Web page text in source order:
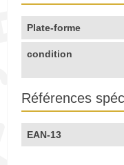
Plate-forme
condition
Références
EAN-13